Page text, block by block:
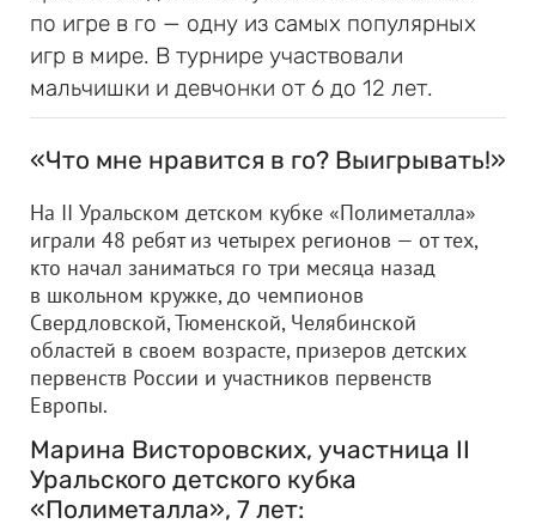
по игре в го — одну из самых популярных
игр в мире. В турнире участвовали
мальчишки и девчонки от 6 до 12 лет.
«Что мне нравится в го? Выигрывать!»
На II Уральском детском кубке «Полиметалла»
играли 48 ребят из четырех регионов — от тех,
кто начал заниматься го три месяца назад
в школьном кружке, до чемпионов
Свердловской, Тюменской, Челябинской
областей в своем возрасте, призеров детских
первенств России и участников первенств
Европы.
Марина Висторовских, участница II
Уральского детского кубка
«Полиметалла», 7 лет: